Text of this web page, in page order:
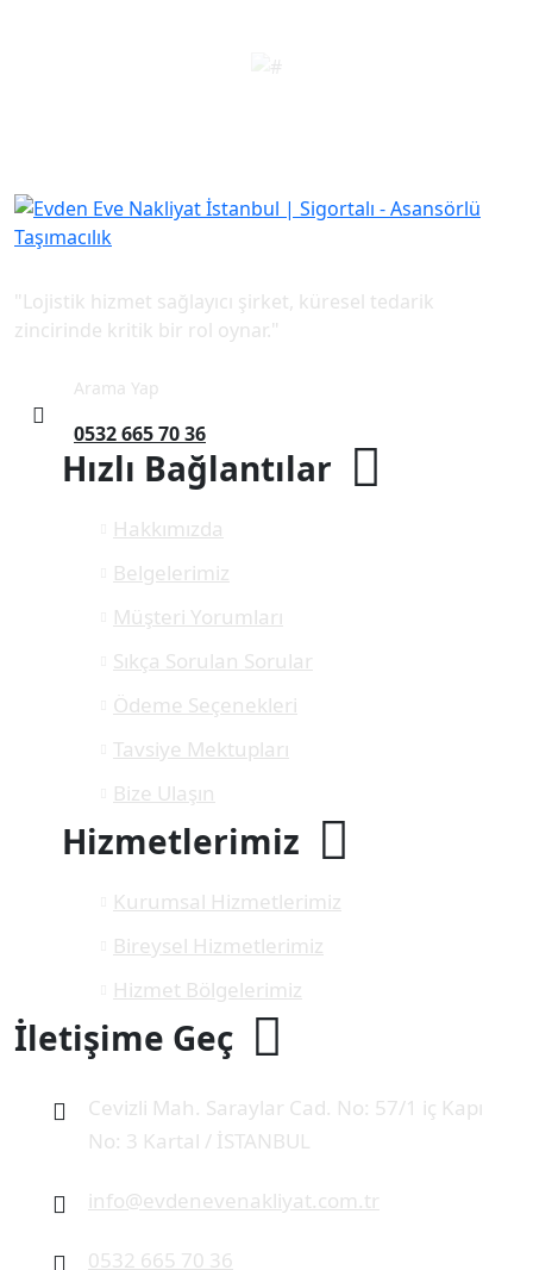
"Lojistik hizmet sağlayıcı şirket, küresel tedarik
zincirinde kritik bir rol oynar."
Arama Yap
0532 665 70 36
Hızlı Bağlantılar
Hakkımızda
Belgelerimiz
Müşteri Yorumları
Sıkça Sorulan Sorular
Ödeme Seçenekleri
Tavsiye Mektupları
Bize Ulaşın
Hizmetlerimiz
Kurumsal Hizmetlerimiz
Bireysel Hizmetlerimiz
Hizmet Bölgelerimiz
İletişime Geç
Cevizli Mah. Saraylar Cad. No: 57/1 iç Kapı
No: 3 Kartal / İSTANBUL
info@evdenevenakliyat.com.tr
0532 665 70 36